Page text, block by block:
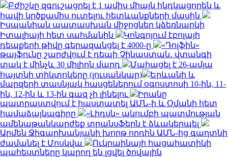
Բժիշկը զգուշացրել է 1 ամիս միայն հնդկացորեն և
հավի կրծքամիս ուտելու հետևանքների մասին
Իսպանիան պատասխան միջոցներ կձեռնարկի
Իտալիայի հետ սահմանին
Կոնգոյում էբոլայի
դեպքերի թիվը գերազանցել է 4000-ը
«Դոլֆին»
թայֆունը շարժվում է դեպի Չինաստան․ վտանգի
տակ է մինչև 30 միլիոն մարդ
Մահացել է 26-ամյա
հայտնի տիկտոկերը (լուսանկար)
Երևանի և
մարզերի տասնյակ հասցեներում օգոստոսի 10-ին, 11-
ին, 12-ին և 13-ին գազ չի լինելու
Իրանը
պատրաստվում է հաստատել ԱՄՆ-ի և Օմանի հետ
համաձայնագիրը
«Լիդսն» ակումբի պատմության
ամենաթանկարժեք տրանսֆերն է ձևակերպել
Արմեն Ջիգարխանյանի խորթ որդին ԱՄՆ-ից գաղտնի
ժամանել է Մոսկվա
Ուկրաինայի հացահատիկի
պահեստները կարող են լցվել ծովային